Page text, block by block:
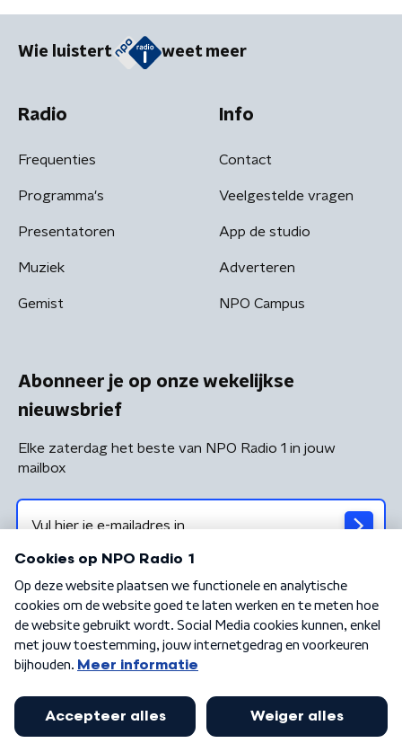
Wie luistert weet meer
Radio
Frequenties
Programma's
Presentatoren
Muziek
Gemist
Info
Contact
Veelgestelde vragen
App de studio
Adverteren
NPO Campus
Abonneer je op onze wekelijkse
nieuwsbrief
Elke zaterdag het beste van NPO Radio 1 in jouw
mailbox
Algemene voorwaarden